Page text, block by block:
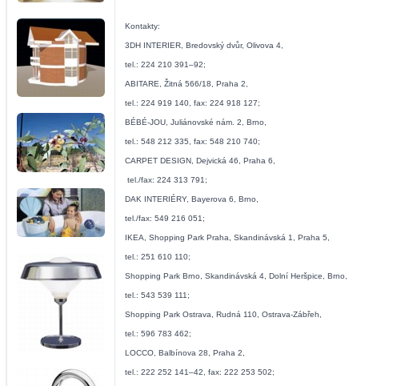
Kontakty:
3DH INTERIER, Bredovský dvůr, Olivova 4,
tel.: 224 210 391–92;
ABITARE, Žitná 566/18, Praha 2,
tel.: 224 919 140, fax: 224 918 127;
BÉBÉ-JOU, Juliánovské nám. 2, Brno,
tel.: 548 212 335, fax: 548 210 740;
CARPET DESIGN, Dejvická 46, Praha 6,
tel./fax: 224 313 791;
DAK INTERIÉRY, Bayerova 6, Brno,
tel./fax: 549 216 051;
IKEA, Shopping Park Praha, Skandinávská 1, Praha 5,
tel.: 251 610 110;
Shopping Park Brno, Skandinávská 4, Dolní Heršpice, Brno,
tel.: 543 539 111;
Shopping Park Ostrava, Rudná 110, Ostrava-Zábřeh,
tel.: 596 783 462;
LOCCO, Balbínova 28, Praha 2,
tel.: 222 252 141–42, fax: 222 253 502;